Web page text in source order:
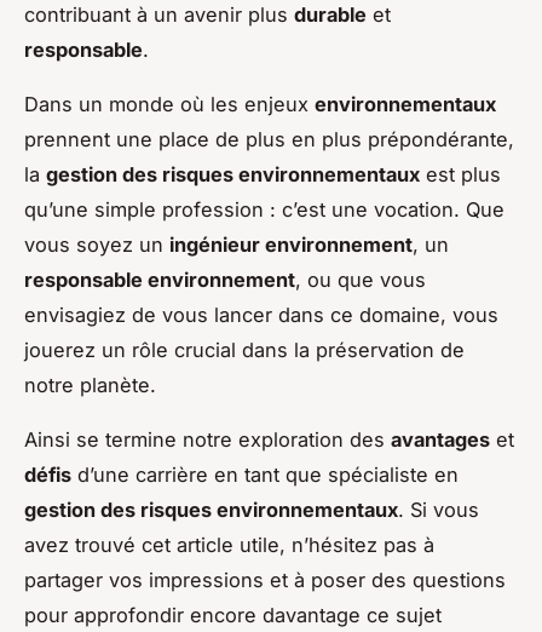
contribuant à un avenir plus durable et
responsable.
Dans un monde où les enjeux environnementaux
prennent une place de plus en plus prépondérante,
la gestion des risques environnementaux est plus
qu’une simple profession : c’est une vocation. Que
vous soyez un ingénieur environnement, un
responsable environnement, ou que vous
envisagiez de vous lancer dans ce domaine, vous
jouerez un rôle crucial dans la préservation de
notre planète.
Ainsi se termine notre exploration des avantages et
défis d’une carrière en tant que spécialiste en
gestion des risques environnementaux. Si vous
avez trouvé cet article utile, n’hésitez pas à
partager vos impressions et à poser des questions
pour approfondir encore davantage ce sujet